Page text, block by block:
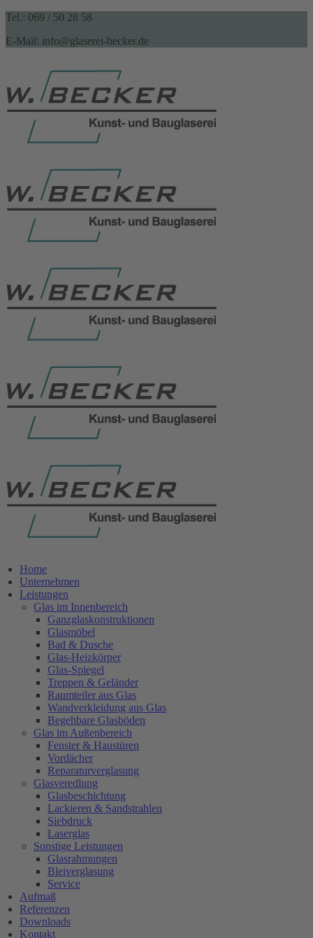
Tel.: 069 / 50 28 58
E-Mail: info@glaserei-becker.de
Home
Unternehmen
Leistungen
Glas im Innenbereich
Ganzglaskonstruktionen
Glasmöbel
Bad & Dusche
Glas-Heizkörper
Glas-Spiegel
Treppen & Geländer
Raumteiler aus Glas
Wandverkleidung aus Glas
Begehbare Glasböden
Glas im Außenbereich
Fenster & Haustüren
Vordächer
Reparaturverglasung
Glasveredlung
Glasbeschichtung
Lackieren & Sandstrahlen
Siebdruck
Laserglas
Sonstige Leistungen
Glasrahmungen
Bleiverglasung
Service
Aufmaß
Referenzen
Downloads
Kontakt